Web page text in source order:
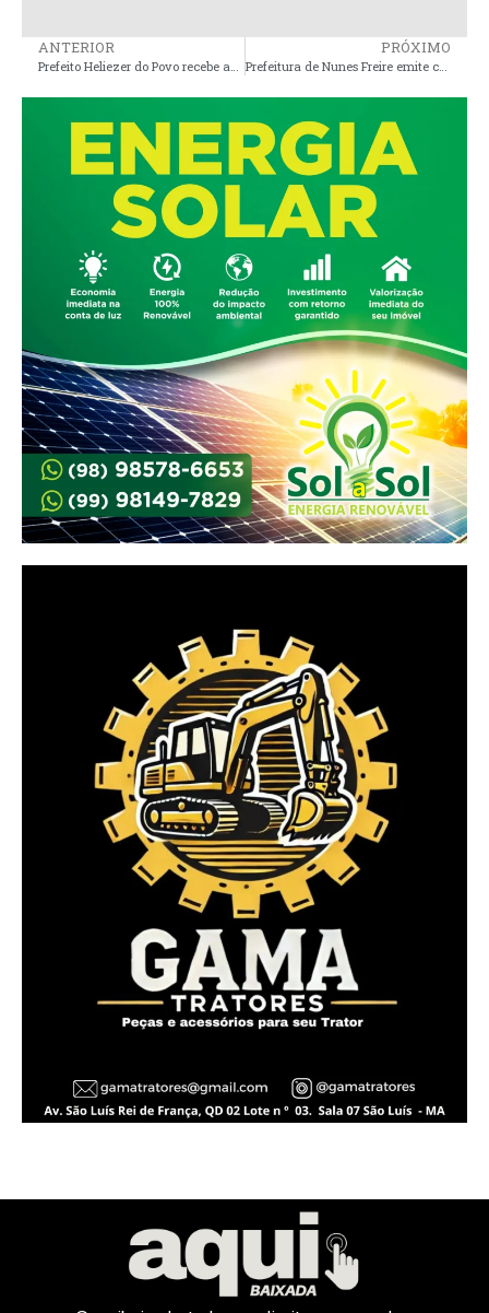
ANTERIOR
Prefeito Heliezer do Povo recebe ambulância nova e viatura policial e reforça saúde e segurança em Peri Mirim
PRÓXIMO
Prefeitura de Nunes Freire emite comunicado importante aos servidores municipais